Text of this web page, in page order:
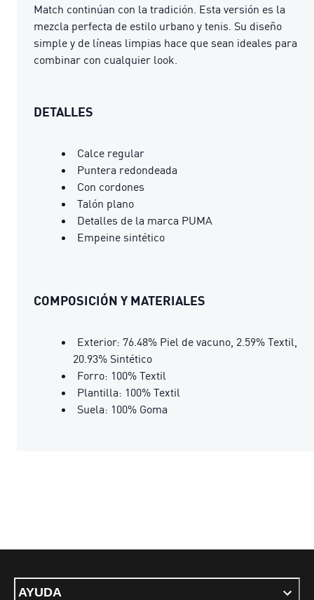
Match continúan con la tradición. Esta versión es la
mezcla perfecta de estilo urbano y tenis. Su diseño
simple y de líneas limpias hace que sean ideales para
combinar con cualquier look.
DETALLES
Calce regular
Puntera redondeada
Con cordones
Talón plano
Detalles de la marca PUMA
Empeine sintético
COMPOSICIÓN Y MATERIALES
Exterior: 76.48% Piel de vacuno, 2.59% Textil,
20.93% Sintético
Forro: 100% Textil
Plantilla: 100% Textil
Suela: 100% Goma
AYUDA